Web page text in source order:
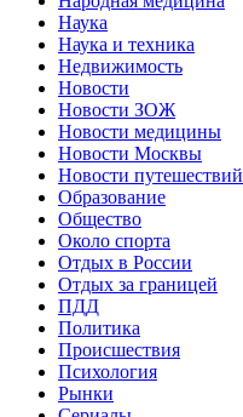
Наука
Наука и техника
Недвижимость
Новости
Новости ЗОЖ
Новости медицины
Новости Москвы
Новости путешествий
Образование
Общество
Около спорта
Отдых в России
Отдых за границей
ПДД
Политика
Происшествия
Психология
Рынки